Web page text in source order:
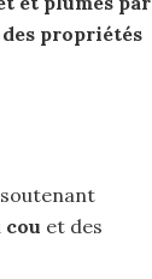
propriétés
cou et des